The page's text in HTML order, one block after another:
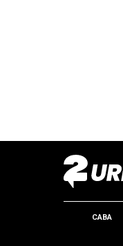
CABA